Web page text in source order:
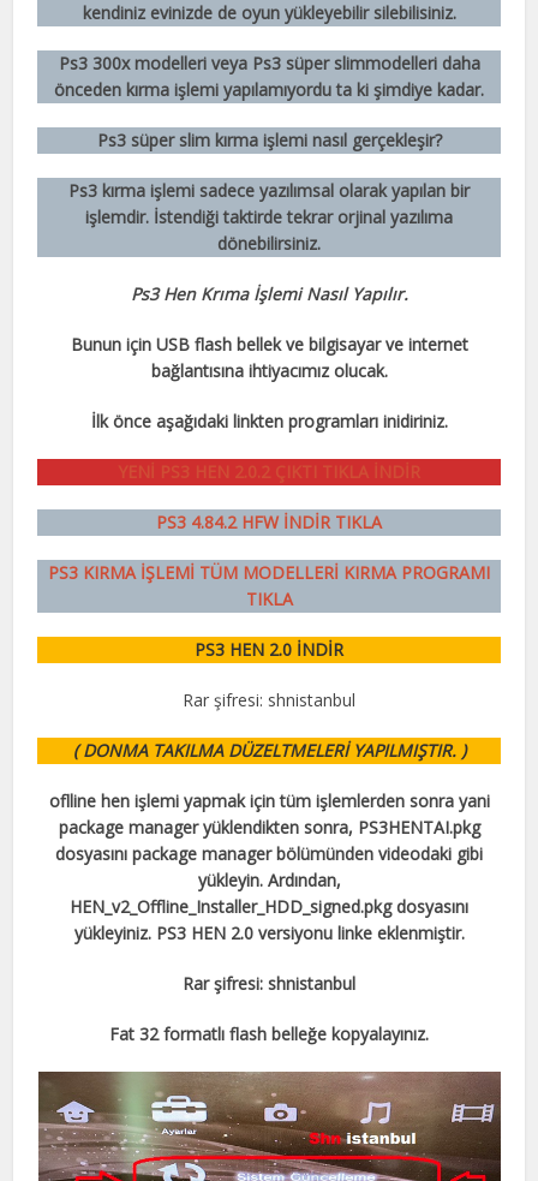
kendiniz evinizde de oyun yükleyebilir silebilisiniz.
Ps3 300x modelleri veya Ps3 süper slimmodelleri daha
önceden kırma işlemi yapılamıyordu ta ki şimdiye kadar.
Ps3 süper slim kırma işlemi nasıl gerçekleşir?
Ps3 kırma işlemi sadece yazılımsal olarak yapılan bir
işlemdir. İstendiği taktirde tekrar orjinal yazılıma
dönebilirsiniz.
Ps3 Hen Krıma İşlemi Nasıl Yapılır.
Bunun için USB flash bellek ve bilgisayar ve internet
bağlantısına ihtiyacımız olucak.
İlk önce aşağıdaki linkten programları inidiriniz.
YENİ PS3 HEN 2.0.2 ÇIKTI TIKLA İNDİR
PS3 4.84.2 HFW İNDİR TIKLA
PS3 KIRMA İŞLEMİ TÜM MODELLERİ KIRMA PROGRAMI
TIKLA
PS3 HEN 2.0 İNDİR
Rar şifresi: shnistanbul
( DONMA TAKILMA DÜZELTMELERİ YAPILMIŞTIR. )
oflline hen işlemi yapmak için tüm işlemlerden sonra yani
package manager yüklendikten sonra, PS3HENTAI.pkg
dosyasını package manager bölümünden videodaki gibi
yükleyin. Ardından,
HEN_v2_Offline_Installer_HDD_signed.pkg dosyasını
yükleyiniz. PS3 HEN 2.0 versiyonu linke eklenmiştir.
Rar şifresi: shnistanbul
Fat 32 formatlı flash belleğe kopyalayınız.